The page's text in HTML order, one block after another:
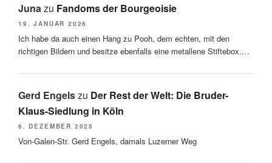
Junazu Fandoms der Bourgeoisie
19. JANUAR 2026
Ich habe da auch einen Hang zu Pooh, dem echten, mit den
richtigen Bildern und besitze ebenfalls eine metallene Stiftebox.…
Gerd Engelszu Der Rest der Welt: Die Bruder-
Klaus-Siedlung in Köln
6. DEZEMBER 2025
Von-Galen-Str. Gerd Engels, damals Luzerner Weg